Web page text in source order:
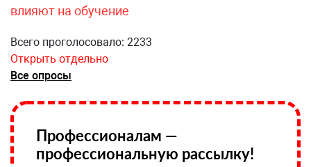
влияют на обучение
Всего проголосовало: 2233
Открыть отдельно
Все опросы
Профессионалам —
профессиональную рассылку!